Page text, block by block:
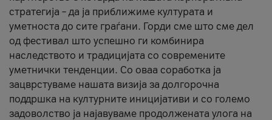
стратегија – да ја приближиме културата и
уметноста до сите граѓани. Горди сме што сме дел
од фестивал што успешно ги комбинира
наследството и традицијата со современите
уметнички тенденции. Со оваа соработка ја
зацврстуваме нашата визија за долгорочна
поддршка на културните иницијативи и со големо
задоволство ја најавуваме продолжената улога на